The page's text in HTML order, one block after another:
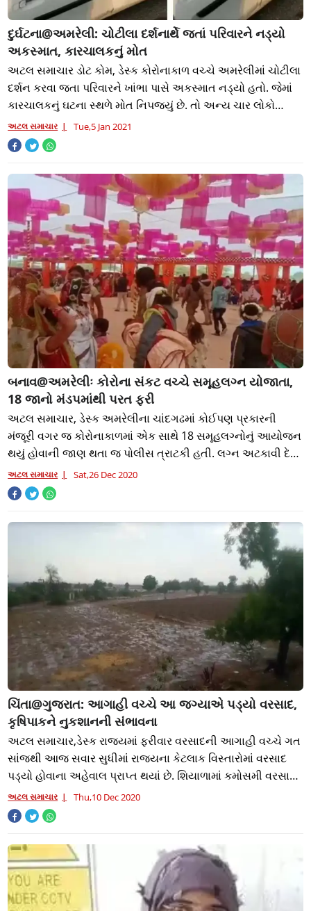
દુર્ઘટના@અમરેલી: ચોટીલા દર્શનાર્થે જતાં પરિવારને નડ્યો
અકસ્માત, કારચાલકનું મોત
અટલ સમાચાર ડોટ કોમ, ડેસ્ક કોરોનાકાળ વચ્ચે અમરેલીમાં ચોટીલા
દર્શન કરવા જતા પરિવારને ખાંભા પાસે અકસ્માત નડ્યો હતો. જેમાં
કારચાલકનું ઘટના સ્થળે મોત નિપજ્યું છે. તો અન્ય ચાર લોકો
ગંભીર રીતે ઈજાગ્રસ્ત બન્
અટલ સમાચાર Tue,5 Jan 2021
બનાવ@અમરેલીઃ કોરોના સંકટ વચ્ચે સમૂહલગ્ન યોજાતા,
18 જાનો મંડપમાંથી પરત ફરી
અટલ સમાચાર, ડેસ્ક અમરેલીના ચાંદગઢમાં કોઈપણ પ્રકારની
મંજૂરી વગર જ કોરોનાકાળમાં એક સાથે 18 સમૂહલગ્નોનું આયોજન
થયું હોવાની જાણ થતા જ પોલીસ ત્રાટકી હતી. લગ્ન અટકાવી દેતા
જુદા જુદા વિસ્તારમાંથી પરણવા માટે
અટલ સમાચાર Sat,26 Dec 2020
ચિંતા@ગુજરાત: આગાહી વચ્ચે આ જગ્યાએ પડ્યો વરસાદ,
કૃષિપાકને નુકશાનની સંભાવના
અટલ સમાચાર,ડેસ્ક રાજ્યમાં ફરીવાર વરસાદની આગાહી વચ્ચે ગત
સાંજથી આજ સવાર સુધીમાં રાજ્યના કેટલાક વિસ્તારોમાં વરસાદ
પડ્યો હોવાના અહેવાલ પ્રાપ્ત થયાં છે. શિયાળામાં કમોસમી વરસાદ
પડતા ખેડૂતોની ચિંતા વધી છે.
અટલ સમાચાર Thu,10 Dec 2020